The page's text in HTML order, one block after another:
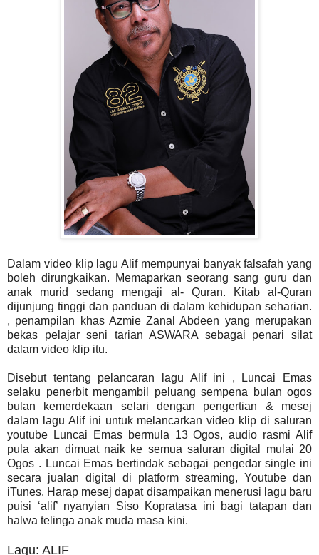
Dalam video klip lagu Alif mempunyai banyak falsafah yang
boleh dirungkaikan. Memaparkan seorang sang guru dan
anak murid sedang mengaji al- Quran. Kitab al-Quran
dijunjung tinggi dan panduan di dalam kehidupan seharian.
, penampilan khas Azmie Zanal Abdeen yang merupakan
bekas pelajar seni tarian ASWARA sebagai penari silat
dalam video klip itu.
Disebut tentang pelancaran lagu Alif ini , Luncai Emas
selaku penerbit mengambil peluang sempena bulan ogos
bulan kemerdekaan selari dengan pengertian & mesej
dalam lagu Alif ini untuk melancarkan video klip di saluran
youtube Luncai Emas bermula 13 Ogos, audio rasmi Alif
pula akan dimuat naik ke semua saluran digital mulai 20
Ogos . Luncai Emas bertindak sebagai pengedar single ini
secara jualan digital di platform streaming, Youtube dan
iTunes. Harap mesej dapat disampaikan menerusi lagu baru
puisi ‘alif’ nyanyian Siso Kopratasa ini bagi tatapan dan
halwa telinga anak muda masa kini.
Lagu: ALIF